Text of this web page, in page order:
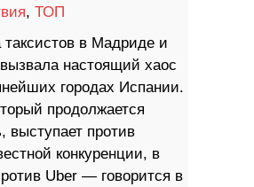
, ТОП
таксистов в Мадриде и
настоящий хаос
городах Испании.
продолжается
выступает против
конкуренции, в
Uber — говорится в